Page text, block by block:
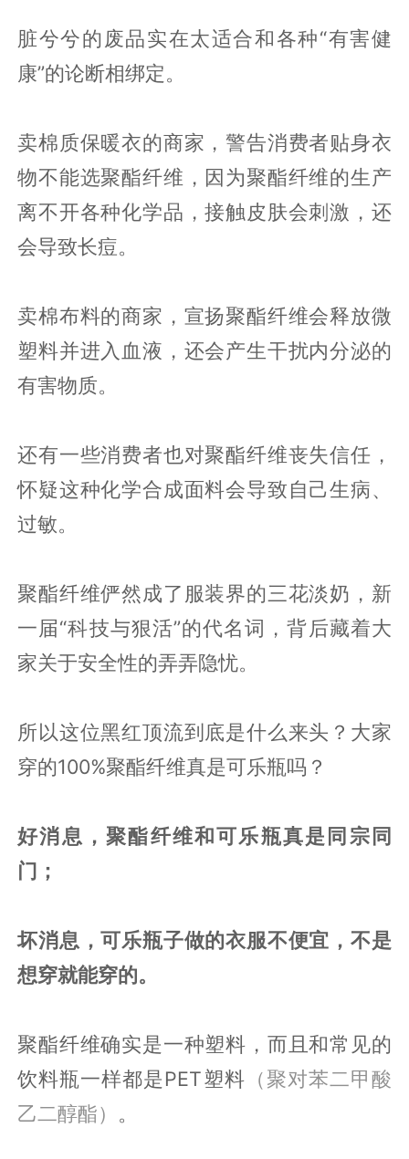
脏兮兮的废品实在太适合和各种“有害健
康”的论断相绑定。
卖棉质保暖衣的商家，警告消费者贴身衣
物不能选聚酯纤维，因为聚酯纤维的生产
离不开各种化学品，接触皮肤会刺激，还
会导致长痘。
卖棉布料的商家，宣扬聚酯纤维会释放微
塑料并进入血液，还会产生干扰内分泌的
有害物质。
还有一些消费者也对聚酯纤维丧失信任，
怀疑这种化学合成面料会导致自己生病、
过敏。
聚酯纤维俨然成了服装界的三花淡奶，新
一届“科技与狠活”的代名词，背后藏着大
家关于安全性的弄弄隐忧。
所以这位黑红顶流到底是什么来头？大家
穿的100%聚酯纤维真是可乐瓶吗？
好消息，聚酯纤维和可乐瓶真是同宗同
门；
坏消息，可乐瓶子做的衣服不便宜，不是
想穿就能穿的。
聚酯纤维确实是一种塑料，而且和常见的
饮料瓶一样都是PET塑料 （聚对苯二甲酸
乙二醇酯） 。